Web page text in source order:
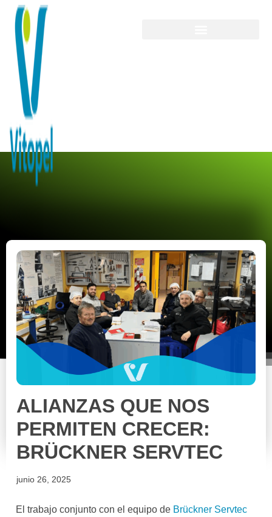
ALIANZAS QUE NOS
PERMITEN CRECER:
BRÜCKNER SERVTEC
junio 26, 2025
El trabajo conjunto con el equipo de Brückner Servtec